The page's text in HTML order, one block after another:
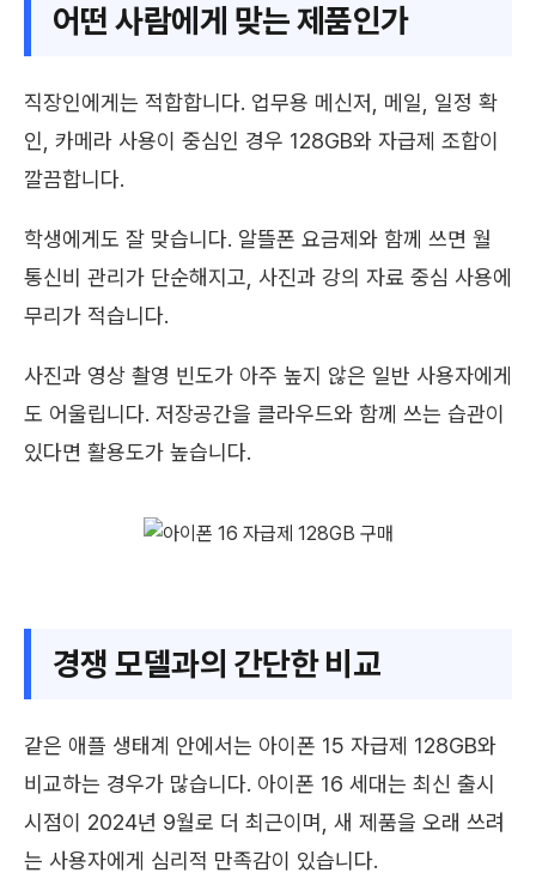
어떤 사람에게 맞는 제품인가
직장인에게는 적합합니다. 업무용 메신저, 메일, 일정 확
인, 카메라 사용이 중심인 경우 128GB와 자급제 조합이
깔끔합니다.
학생에게도 잘 맞습니다. 알뜰폰 요금제와 함께 쓰면 월
통신비 관리가 단순해지고, 사진과 강의 자료 중심 사용에
무리가 적습니다.
사진과 영상 촬영 빈도가 아주 높지 않은 일반 사용자에게
도 어울립니다. 저장공간을 클라우드와 함께 쓰는 습관이
있다면 활용도가 높습니다.
경쟁 모델과의 간단한 비교
같은 애플 생태계 안에서는 아이폰 15 자급제 128GB와
비교하는 경우가 많습니다. 아이폰 16 세대는 최신 출시
시점이 2024년 9월로 더 최근이며, 새 제품을 오래 쓰려
는 사용자에게 심리적 만족감이 있습니다.